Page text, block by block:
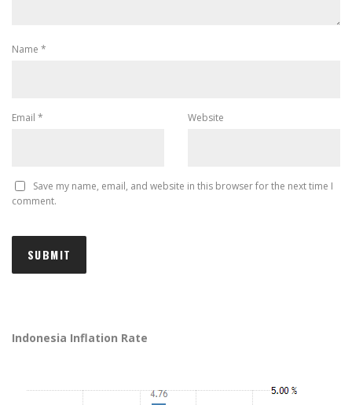
Name *
Email * Website
Save my name, email, and website in this browser for the next time I
comment.
Indonesia Inflation Rate